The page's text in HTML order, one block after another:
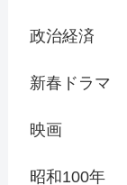
政治経済
新春ドラマ
映画
昭和100年